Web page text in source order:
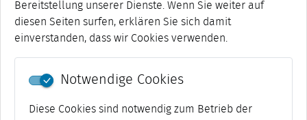
Bereitstellung unserer Dienste. Wenn Sie weiter auf
diesen Seiten surfen, erklären Sie sich damit
einverstanden, dass wir Cookies verwenden.
Notwendige Cookies
Diese Cookies sind notwendig zum Betrieb der
E-Mail:
Jetzt senden
Web:
https://stadt.weimar.de/